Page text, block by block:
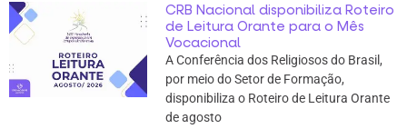
CRB Nacional disponibiliza Roteiro
de Leitura Orante para o Mês
Vocacional
A Conferência dos Religiosos do Brasil,
por meio do Setor de Formação,
disponibiliza o Roteiro de Leitura Orante
de agosto